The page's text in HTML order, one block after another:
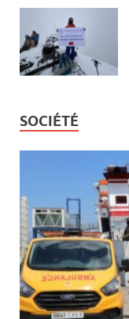
SOCIÉTÉ